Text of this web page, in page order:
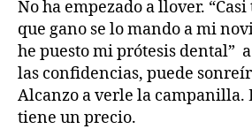
No ha empezado a llover.
que gano se lo mando a mi
he puesto mi prótesis dental”
las confidencias, puede
Alcanzo a verle la campanilla.
tiene un precio.